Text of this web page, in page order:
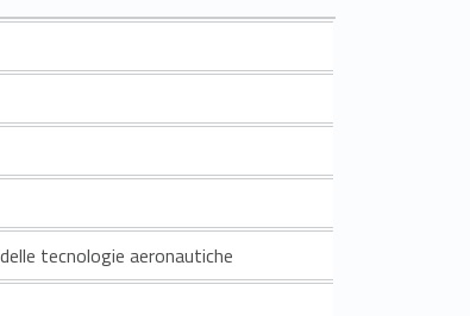
tecnologie aeronautiche